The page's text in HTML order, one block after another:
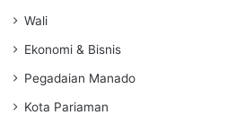
Wali
Ekonomi & Bisnis
Pegadaian Manado
Kota Pariaman